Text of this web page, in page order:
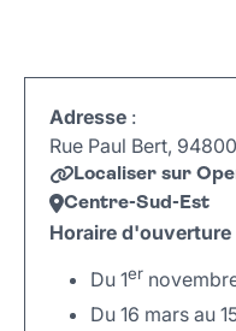
Adresse :
Rue Paul Bert,
Localiser sur
Centre-Sud-Est
Horaire d'ouverture
Du 1er
Du 16 mars au